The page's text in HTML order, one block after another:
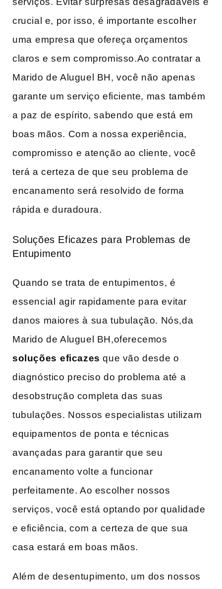
crucial e, por isso, é importante escolher
uma ⁤empresa que ‍ofereça orçamentos
claros e sem⁣ compromisso.Ao contratar a
Marido de Aluguel​ BH, você não apenas
garante ⁢um serviço eficiente, mas⁤ também
a paz de espírito, sabendo⁣ que está ⁣em⁢
boas mãos. Com a nossa experiência,
compromisso⁣ e atenção ao cliente, você
terá a‌ certeza de ‌que seu‍ problema de‌
encanamento será resolvido de‍ forma
rápida‍ e duradoura.
Soluções Eficazes ⁤para Problemas ⁢de
Entupimento
Quando se trata de entupimentos, é
essencial ⁢agir rapidamente⁢ para evitar⁤
danos maiores à sua tubulação. Nós,da ​
Marido de Aluguel BH,oferecemos
soluções⁣ eficazes que vão desde o
diagnóstico preciso do problema até ‍a
desobstrução completa das suas
tubulações. Nossos especialistas utilizam
equipamentos ⁢de ponta e ​técnicas
avançadas para garantir que seu
encanamento volte a funcionar
perfeitamente. ‍Ao escolher ⁤nossos
serviços, você está optando por‌ qualidade
e eficiência, com⁣ a certeza ​de que ⁤sua
casa estará em boas mãos.
Além de desentupimento, um ⁣dos nossos